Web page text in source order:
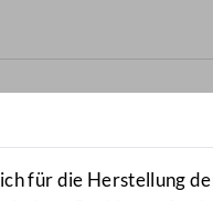
für die Herstellung